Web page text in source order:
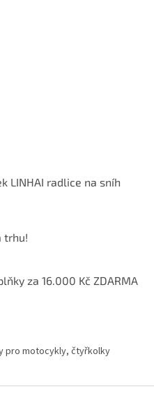
LINHAI radlice na sníh
trhu!
za 16.000 Kč ZDARMA
pro motocykly, čtyřkolky